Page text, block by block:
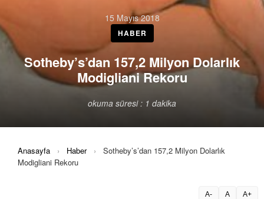
15 Mayıs 2018
HABER
Sotheby’s’dan 157,2 Milyon Dolarlık
Modigliani Rekoru
okuma süresi : 1 dakika
Anasayfa › Haber ›
Sotheby’s’dan 157,2 Milyon Dolarlık
Modigliani Rekoru
A- A A+